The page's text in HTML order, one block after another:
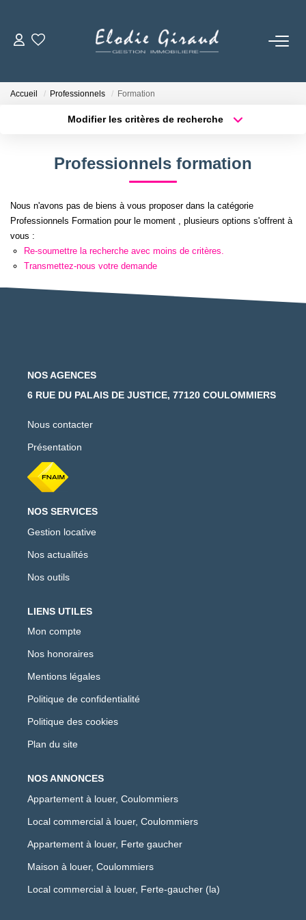
Accueil Professionnels Formation
Modifier les critères de recherche
Plus de critères Créer une alerte
Professionnels formation
Nous n'avons pas de biens à vous proposer dans la catégorie
Professionnels Formation pour le moment , plusieurs options s'offrent à
vous :
Re-soumettre la recherche avec moins de critères.
Transmettez-nous votre demande
NOS AGENCES
6 RUE DU PALAIS DE JUSTICE, 77120 COULOMMIERS
Nous contacter
Présentation
NOS SERVICES
Gestion locative
Nos actualités
Nos outils
LIENS UTILES
Mon compte
Nos honoraires
Mentions légales
Politique de confidentialité
Politique des cookies
Plan du site
NOS ANNONCES
Appartement à louer, Coulommiers
Local commercial à louer, Coulommiers
Appartement à louer, Ferte gaucher
Maison à louer, Coulommiers
Local commercial à louer, Ferte-gaucher (la)